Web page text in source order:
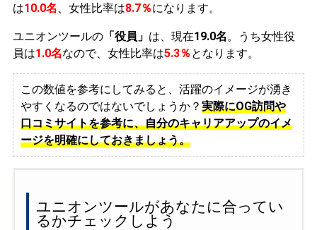
は10.0名 、女性比率は8.7％になります。
ユニオンツールの「役員」 は、現在19.0名。うち女性役
員は1.0名なので、女性比率は5.3％ となります。
この数値を参考にしてみると、活躍のイメージが湧き
やすくなるのではないでしょうか？ 実際にOG訪問や
口コミサイトを参考に、自分のキャリアアップのイメ
ージを明確にしておきましょう。
ユニオンツールがあなたに合ってい
るかチェックしよう